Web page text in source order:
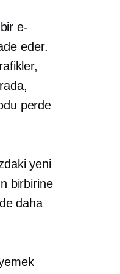
e-
eder.
perde
yeni
birbirine
daha